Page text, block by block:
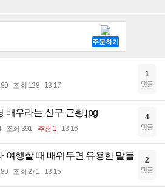
조회 128 13:17
1
댓글
배우라는 신구 근황.jpg
조회 391 추천 1 13:16
4
댓글
여행할 때 배워두면 유용한 말들
조회 271 13:15
2
댓글